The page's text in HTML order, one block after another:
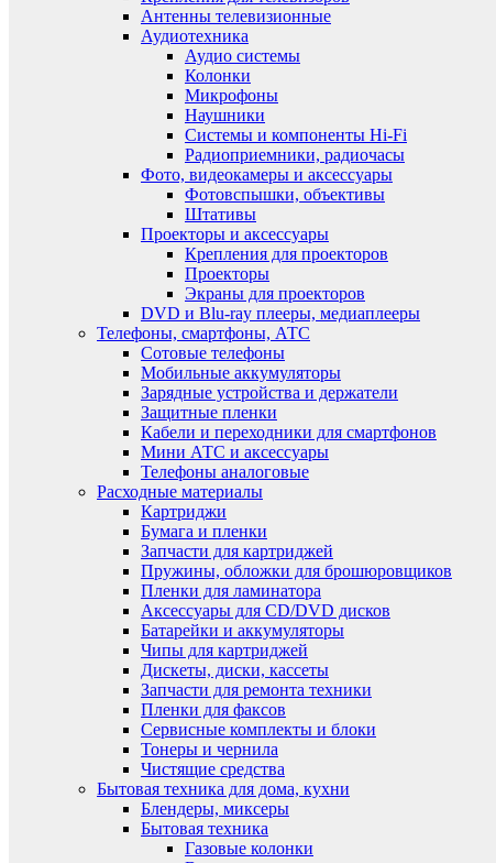
Антенны телевизионные
Аудиотехника
Аудио системы
Колонки
Микрофоны
Наушники
Системы и компоненты Hi-Fi
Радиоприемники, радиочасы
Фото, видеокамеры и аксессуары
Фотовспышки, объективы
Штативы
Проекторы и аксессуары
Крепления для проекторов
Проекторы
Экраны для проекторов
DVD и Blu-ray плееры, медиаплееры
Телефоны, смартфоны, АТС
Сотовые телефоны
Мобильные аккумуляторы
Зарядные устройства и держатели
Защитные пленки
Кабели и переходники для смартфонов
Мини АТС и аксессуары
Телефоны аналоговые
Расходные материалы
Картриджи
Бумага и пленки
Запчасти для картриджей
Пружины, обложки для брошюровщиков
Пленки для ламинатора
Аксессуары для CD/DVD дисков
Батарейки и аккумуляторы
Чипы для картриджей
Дискеты, диски, кассеты
Запчасти для ремонта техники
Пленки для факсов
Сервисные комплекты и блоки
Тонеры и чернила
Чистящие средства
Бытовая техника для дома, кухни
Блендеры, миксеры
Бытовая техника
Газовые колонки